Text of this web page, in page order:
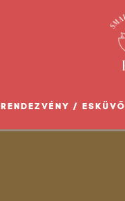
RENDEZVÉNY / ESKÜVŐ